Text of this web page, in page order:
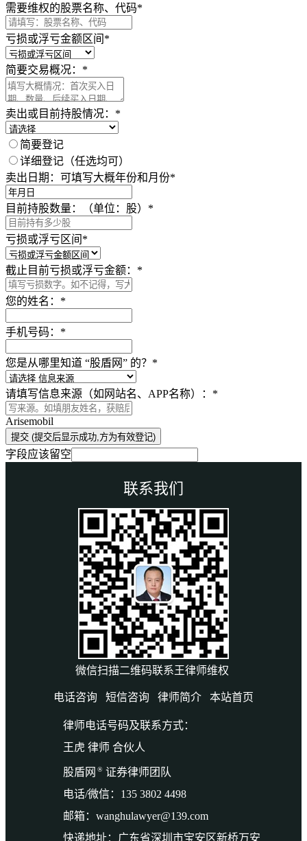
需要维权的股票名称、代码*
亏损或浮亏金额区间 *
简要交易概况： *
卖出或目前持股情况： *
简要登记
详细登记（任选均可）
卖出日期：可填写大概年份和月份*
目前持股数量：（单位：股） *
亏损或浮亏区间 *
截止目前亏损或浮亏金额： *
您的姓名： *
手机号码： *
您是从哪里知道 “股盾网” 的？ *
请填写信息来源（如网站名、APP名称）： *
Arisemobil
提交 (提交后显示成功,方为有效登记)
字段应该留空
联系我们
微信扫描二维码联系王律师维权
电话咨询 短信咨询 律师简介 本站首页
律师电话号码及联系方式：
王虎 律师 合伙人
股盾网 ® 证券律师团队
电话/微信：135 3802 4498
邮箱：wanghulawyer@139.com
快递地址：广东省深圳市宝安区新桥万安